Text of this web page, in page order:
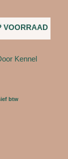
VOORRAAD
Kennel
btw